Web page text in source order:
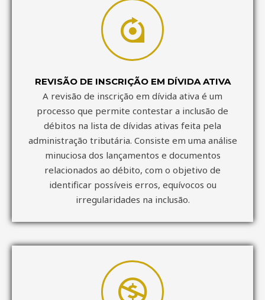
REVISÃO DE INSCRIÇÃO EM DÍVIDA ATIVA
A revisão de inscrição em dívida ativa é um
processo que permite contestar a inclusão de
débitos na lista de dívidas ativas feita pela
administração tributária. Consiste em uma análise
minuciosa dos lançamentos e documentos
relacionados ao débito, com o objetivo de
identificar possíveis erros, equívocos ou
irregularidades na inclusão.